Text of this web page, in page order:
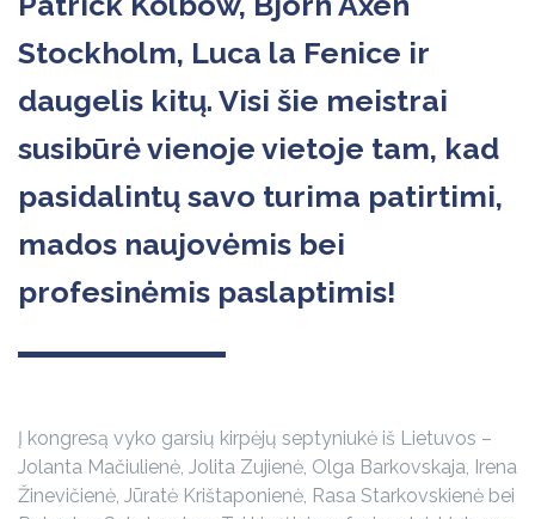
Stockholm, Luca la Fenice ir
daugelis kitų. Visi šie meistrai
susibūrė vienoje vietoje tam, kad
pasidalintų savo turima patirtimi,
mados naujovėmis bei
profesinėmis paslaptimis!
Į kongresą vyko garsių kirpėjų septyniukė iš Lietuvos –
Jolanta Mačiulienė, Jolita Zujienė, Olga Barkovskaja, Irena
Žinevičienė, Jūratė Krištaponienė, Rasa Starkovskienė bei